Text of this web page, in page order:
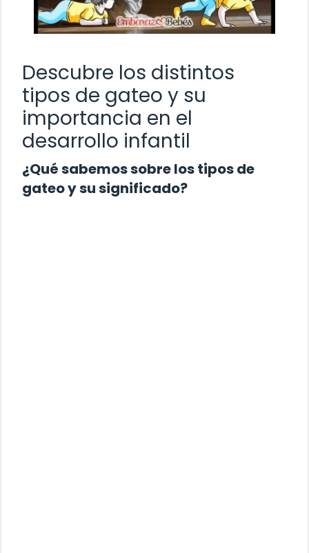
Descubre los distintos
tipos de gateo y su
importancia en el
desarrollo infantil
¿Qué sabemos sobre los tipos de
gateo y su significado?